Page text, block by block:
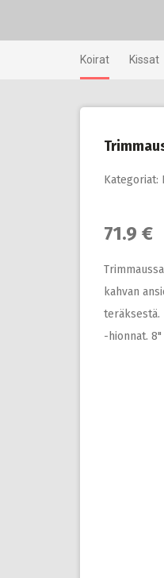
Koirat Kissat
Kategoriat:
71.9 €
kahvan
teräksestä.
-hionnat.